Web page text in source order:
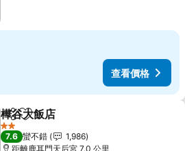
查看價格
分享 加入我的最愛
樺谷大飯店
2 星級
7.6 蠻不錯
1,986
距離鹿耳門天后宮 7.0 公里